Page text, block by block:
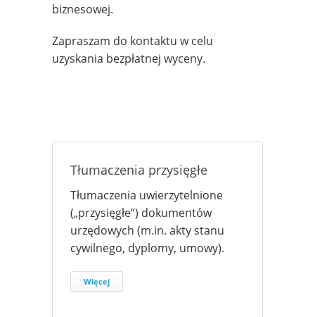
biznesowej.
Zapraszam do kontaktu w celu
uzyskania bezpłatnej wyceny.
Tłumaczenia przysięgłe
Tłumaczenia uwierzytelnione
(„przysięgłe”) dokumentów
urzędowych (m.in. akty stanu
cywilnego, dyplomy, umowy).
Więcej